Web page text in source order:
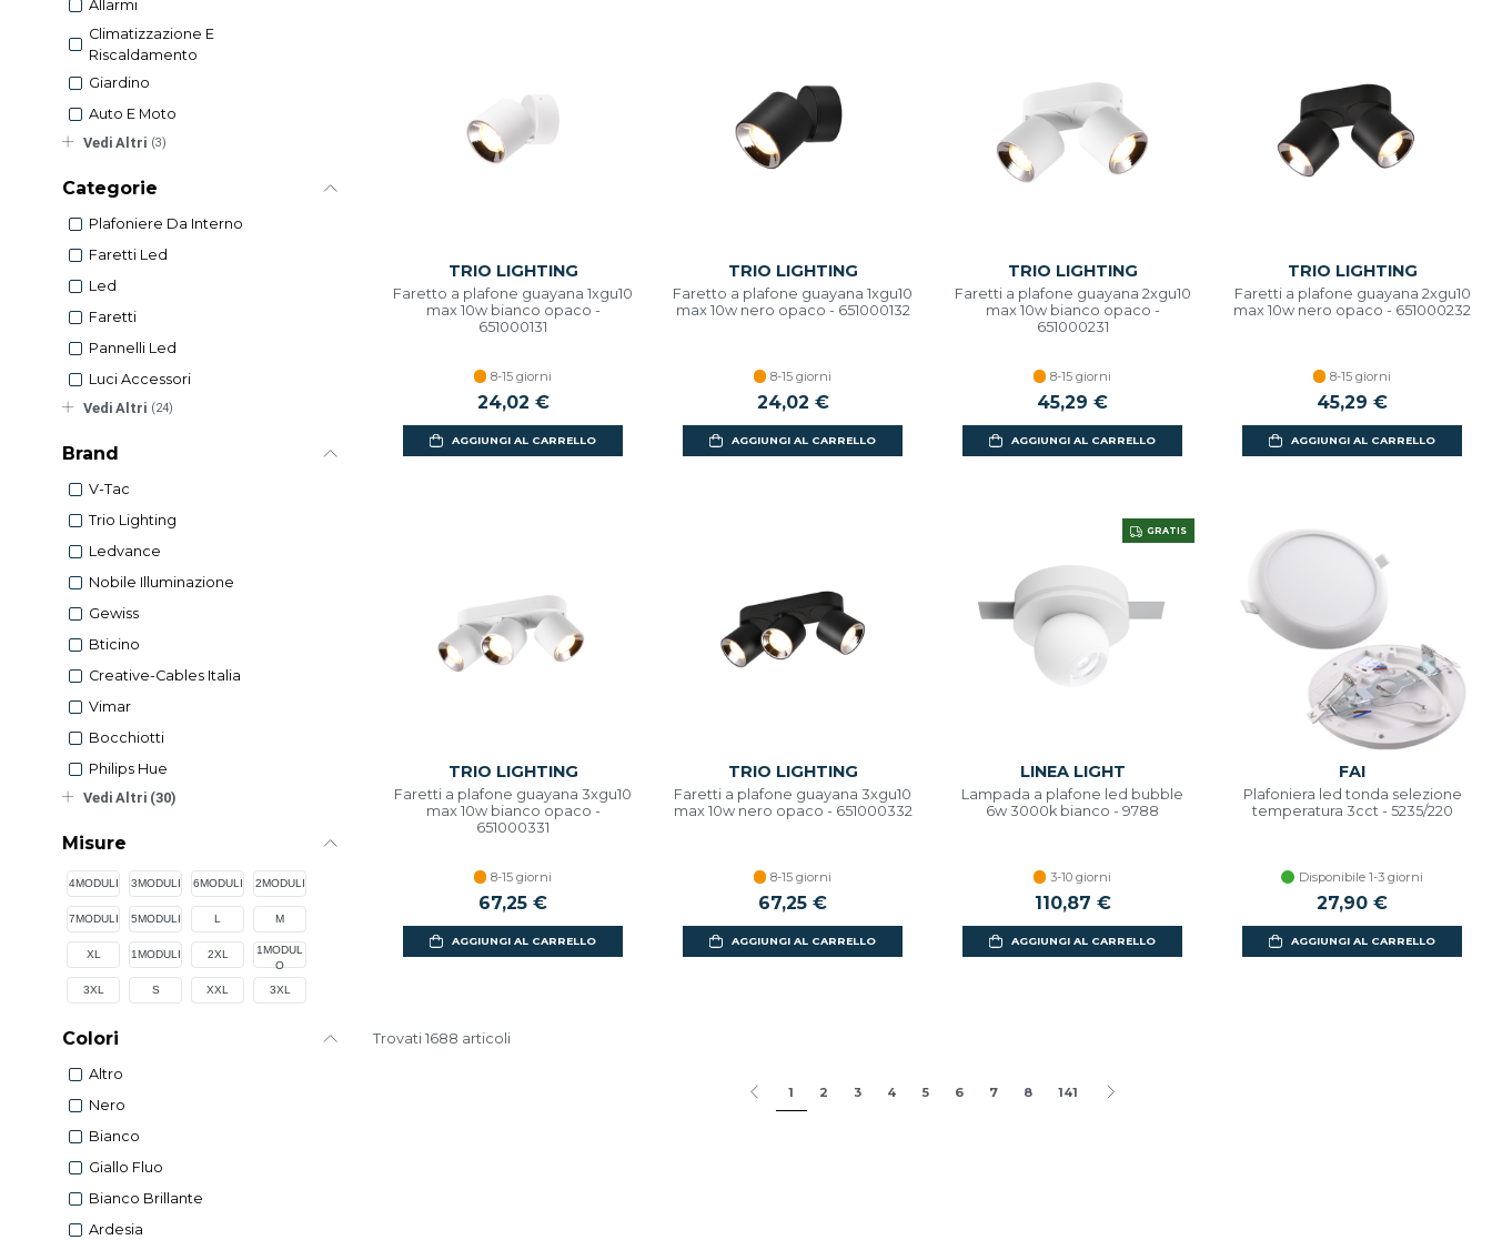
Allarmi
Climatizzazione E
Riscaldamento
Giardino
Auto E Moto
Vedi Altri (3)
Categorie
Plafoniere Da Interno
Faretti Led
Led
Faretti
Pannelli Led
Luci Accessori
Vedi Altri (24)
Brand
V-Tac
Trio Lighting
Ledvance
Nobile Illuminazione
Gewiss
Bticino
Creative-Cables Italia
Vimar
Bocchiotti
Philips Hue
Vedi Altri (30)
Misure
4MODULI 3MODULI 6MODULI 2MODULI
7MODULI 5MODULI L M
XL 1MODULI 2XL
1MODUL
O
3XL
S XXL 3XL
Colori
Altro
Nero
Bianco
Giallo Fluo
Bianco Brillante
Ardesia
TRIO LIGHTING
Faretto a plafone guayana 1xgu10
max 10w bianco opaco -
651000131
8-15 giorni
24,02 €
AGGIUNGI AL CARRELLO
TRIO LIGHTING
Faretto a plafone guayana 1xgu10
max 10w nero opaco - 651000132
8-15 giorni
24,02 €
AGGIUNGI AL CARRELLO
TRIO LIGHTING
Faretti a plafone guayana 2xgu10
max 10w bianco opaco -
651000231
8-15 giorni
45,29 €
AGGIUNGI AL CARRELLO
TRIO LIGHTING
Faretti a plafone guayana 2xgu10
max 10w nero opaco - 651000232
8-15 giorni
45,29 €
AGGIUNGI AL CARRELLO
TRIO LIGHTING
Faretti a plafone guayana 3xgu10
max 10w bianco opaco -
651000331
8-15 giorni
67,25 €
AGGIUNGI AL CARRELLO
TRIO LIGHTING
Faretti a plafone guayana 3xgu10
max 10w nero opaco - 651000332
8-15 giorni
67,25 €
AGGIUNGI AL CARRELLO
GRATIS
LINEA LIGHT
Lampada a plafone led bubble
6w 3000k bianco - 9788
3-10 giorni
110,87 €
AGGIUNGI AL CARRELLO
FAI
Plafoniera led tonda selezione
temperatura 3cct - 5235/220
Disponibile 1-3 giorni
27,90 €
AGGIUNGI AL CARRELLO
Trovati 1688 articoli
1 2 3 4 5 6 7 8 141